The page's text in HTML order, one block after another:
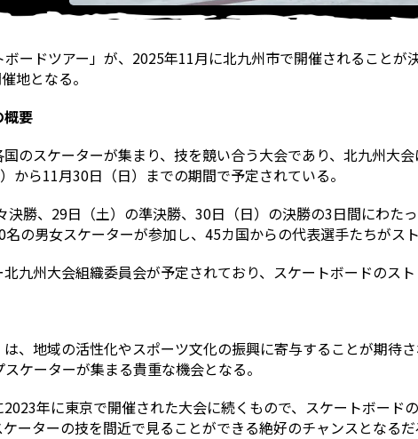
ードツアー」が、2025年11月に北九州市で開催されることが
地となる。
概要
国のスケーターが集まり、技を競い合う大会であり、北九州
から11月30日（日）までの期間で予定されている。
勝、29日（土）の準決勝、30日（日）の決勝の3日間にわた
の男女スケーターが参加し、45カ国からの代表選手たちがス
九州大会組織委員会が予定されており、スケートボードのス
、地域の活性化やスポーツ文化の振興に寄与することが期待
ケーターが集まる貴重な機会となる。
2023年に東京で開催された大会に続くもので、スケートボー
ーターの技を間近で見ることができる絶好のチャンスとなるだ